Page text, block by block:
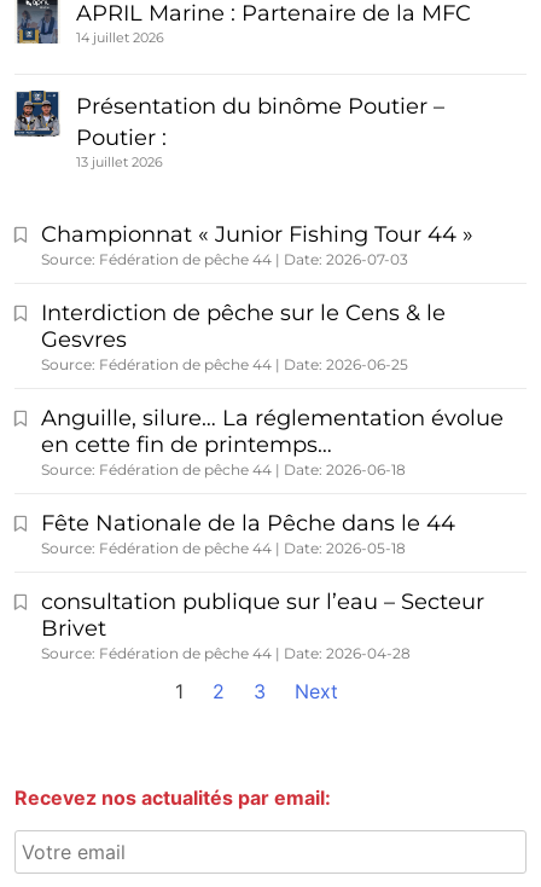
APRIL Marine : Partenaire de la MFC
14 juillet 2026
Présentation du binôme Poutier –
Poutier :
13 juillet 2026
Championnat « Junior Fishing Tour 44 »
Source: Fédération de pêche 44 Date: 2026-07-03
Interdiction de pêche sur le Cens & le
Gesvres
Source: Fédération de pêche 44 Date: 2026-06-25
Anguille, silure… La réglementation évolue
en cette fin de printemps…
Source: Fédération de pêche 44 Date: 2026-06-18
Fête Nationale de la Pêche dans le 44
Source: Fédération de pêche 44 Date: 2026-05-18
consultation publique sur l’eau – Secteur
Brivet
Source: Fédération de pêche 44 Date: 2026-04-28
1 2 3 Next
Recevez nos actualités par email: